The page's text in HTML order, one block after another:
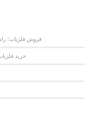
فروش فلزیاب؛
خرید